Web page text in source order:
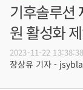
기후솔루션
원 활성화
2023-11-22 13:38:38
장상유 기자 -